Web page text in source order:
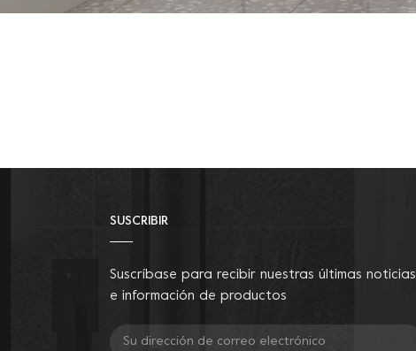
SUSCRIBIR
Suscríbase para recibir nuestras últimas noticias
e información de productos